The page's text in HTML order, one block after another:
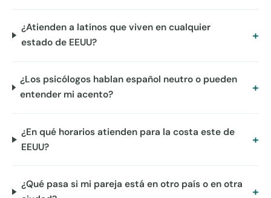
¿Atienden a latinos que viven en cualquier
estado de EEUU?
¿Los psicólogos hablan español neutro o pueden
entender mi acento?
¿En qué horarios atienden para la costa este de
EEUU?
¿Qué pasa si mi pareja está en otro país o en otra